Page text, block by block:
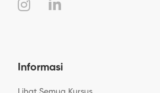
Informasi